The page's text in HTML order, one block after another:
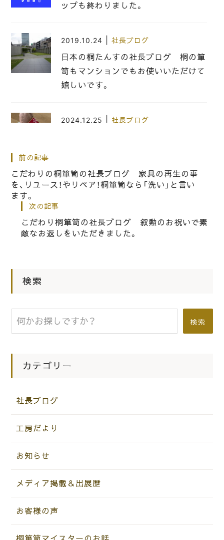
ップも終わりました。
2019.10.24 社長ブログ
日本の桐たんすの社長ブログ 桐の箪
笥もマンションでもお使いいただけて
嬉しいです。
2024.12.25 社長ブログ
2012.11.11|社長ブログ
前の記事
こだわりの桐箪笥の社長ブログ 家具の再生の事
を、リユース！やリペア！桐箪笥なら「洗い」と言い
ます。
次の記事
こだわり桐箪笥の社長ブログ 叙勲のお祝いで素
敵なお返しをいただきました。
検索
検索
カテゴリー
社長ブログ
工房だより
お知らせ
メディア掲載＆出展歴
お客様の声